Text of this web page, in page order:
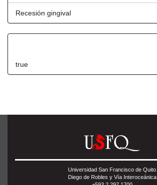
Recesión gingival
true
Universidad San Francisco de Quito
Diego de Robles y Vía Interoceánica